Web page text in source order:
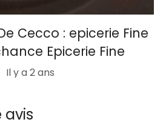
Cecco : epicerie Fine
Epicerie Fine
Il y a 2 ans
avis